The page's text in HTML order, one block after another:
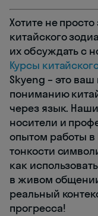
Хотите не
китайского
их обсуждать с
Курсы
Skyeng – это ваш
пониманию
через язык.
носители и
опытом работы в
тонкости
как
в живом
реальный
прогресса!